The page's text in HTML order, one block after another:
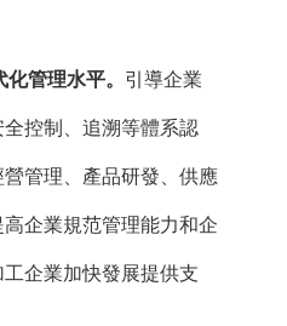
管理水平。 引導企業
控制、追溯等體系認
管理、產品研發、供應
企業規范管理能力和企
企業加快發展提供支